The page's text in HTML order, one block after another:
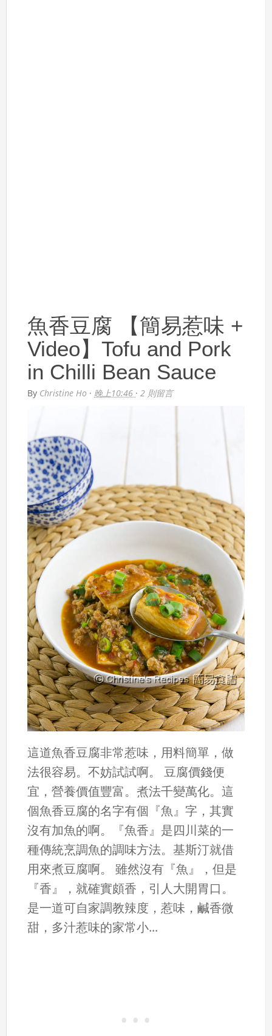
魚香豆腐 【簡易惹味 +
Video】Tofu and Pork
in Chilli Bean Sauce
By Christine Ho · 晚上10:46 · 2 則留言
這道魚香豆腐非常惹味，用料簡單，做
法很容易。不妨試試啊。 豆腐價錢便
宜，營養價值豐富。煮法千變萬化。這
個魚香豆腐的名字有個『魚』字，其實
沒有加魚的啊。『魚香』是四川菜的一
種傳統烹調魚的調味方法。基斯汀就借
用來煮豆腐啊。 雖然沒有『魚』，但是
『香』，就確實頗香，引人大開胃口。
是一道可自家調教辣度，惹味，鹹香微
甜，多汁惹味的家常小...